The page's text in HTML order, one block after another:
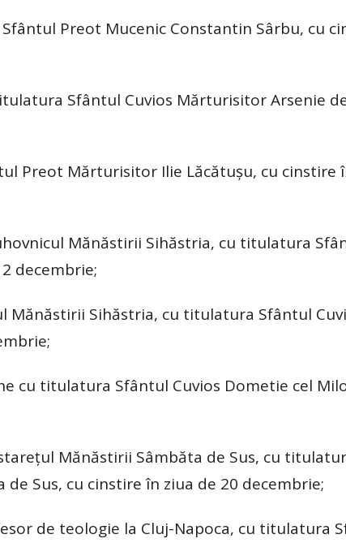
Preot Mucenic Constantin Sârbu, cu
Sfântul Cuvios Mărturisitor Arsenie
Preot Mărturisitor Ilie Lăcătuşu, cu cinstire
Mănăstirii Sihăstria, cu titulatura
decembrie;
Sihăstria, cu titulatura Sfântul
cu titulatura Sfântul Cuvios Dometie cel
Mănăstirii Sâmbăta de Sus, cu
Sus, cu cinstire în ziua de 20 decembrie;
de teologie la Cluj-Napoca, cu titulatura